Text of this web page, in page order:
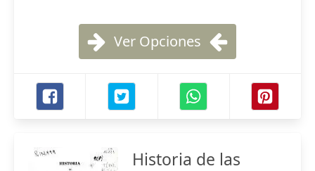
Ver Opciones
Historia de las